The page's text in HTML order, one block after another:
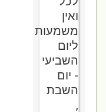
ואין
משמעות
ליום
השביעי
- יום
השבת